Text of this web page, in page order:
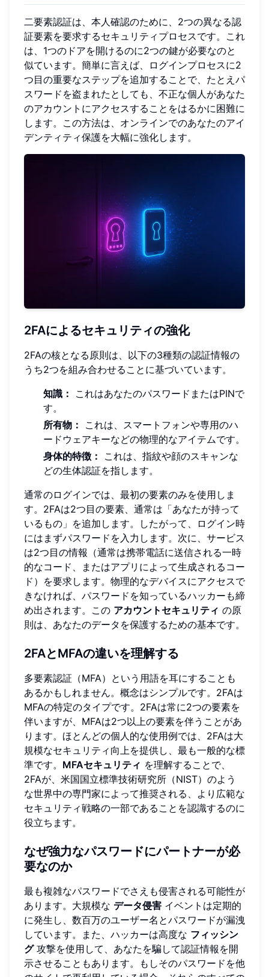
二要素認証は、本人確認のために、2つの異なる認
証要素を要求するセキュリティプロセスです。これ
は、1つのドアを開けるのに2つの鍵が必要なのと
似ています。簡単に言えば、ログインプロセスに2
つ目の重要なステップを追加することで、たとえパ
スワードを盗まれたとしても、不正な個人があなた
のアカウントにアクセスすることをはるかに困難に
します。この方法は、オンラインでのあなたのアイ
デンティティ保護を大幅に強化します。
2FAによるセキュリティの強化
2FAの核となる原則は、以下の3種類の認証情報の
うち2つを組み合わせることに基づいています。
知識：
これはあなたのパスワードまたはPINで
す。
所有物：
これは、スマートフォンや専用のハ
ードウェアキーなどの物理的なアイテムです。
身体的特徴：
これは、指紋や顔のスキャンな
どの生体認証を指します。
通常のログインでは、最初の要素のみを使用しま
す。2FAは2つ目の要素、通常は「あなたが持って
いるもの」を追加します。したがって、ログイン時
にはまずパスワードを入力します。次に、サービス
は2つ目の情報（通常は携帯電話に送信される一時
的なコード、またはアプリによって生成されるコー
ド）を要求します。物理的なデバイスにアクセスで
きなければ、パスワードを知っているハッカーも締
め出されます。この アカウントセキュリティ の原
則は、あなたのデータを保護するための基本です。
2FAとMFAの違いを理解する
多要素認証（MFA）という用語を耳にすることも
あるかもしれません。概念はシンプルです。2FAは
MFAの特定のタイプです。2FAは常に2つの要素を
伴いますが、MFAは2つ以上の要素を伴うことがあ
ります。ほとんどの個人的な使用例では、2FAは大
規模なセキュリティ向上を提供し、最も一般的な標
準です。 MFAセキュリティ を理解することで、
2FAが、米国国立標準技術研究所（NIST）のよう
な世界中の専門家によって推奨される、より広範な
セキュリティ戦略の一部であることを認識するのに
役立ちます。
なぜ強力なパスワードにパートナーが必
要なのか
最も複雑なパスワードでさえも侵害される可能性が
あります。大規模な データ侵害 イベントは定期的
に発生し、数百万のユーザー名とパスワードが漏洩
しています。また、ハッカーは高度な フィッシン
グ攻撃を使用して、あなたを騙して認証情報を開
示させることもあります。もしそのパスワードを他